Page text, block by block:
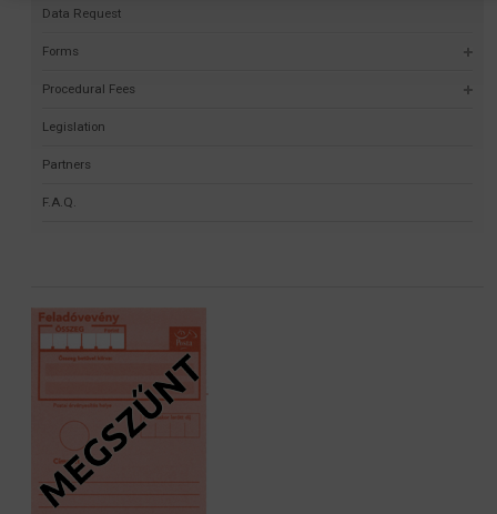
Data Request
Forms
Procedural Fees
Legislation
Partners
F.A.Q.